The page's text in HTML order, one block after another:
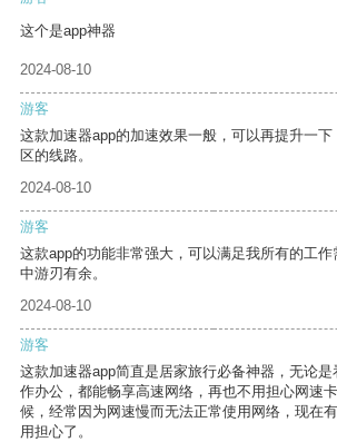
这个是app神器
2024-08-10
游客
这款加速器app的加速效果一般，可以再提升一
区的线路。
2024-08-10
游客
这款app的功能非常强大，可以满足我所有的工
中游刃有余。
2024-08-10
游客
这款加速器app简直是居家旅行必备神器，无论
作办公，都能畅享高速网络，再也不用担心网速
候，经常因为网速慢而无法正常使用网络，现在
用担心了。